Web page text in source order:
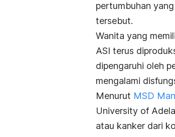
pertumbuhan
tersebut.
Wanita yang
ASI terus
dipengaruhi oleh
mengalami
Menurut MSD
University of
atau kanker dari